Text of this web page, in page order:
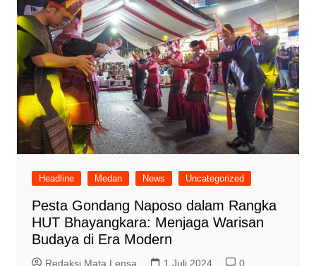
Headline Medan News Uncategorized
Pesta Gondang Naposo dalam Rangka
HUT Bhayangkara: Menjaga Warisan
Budaya di Era Modern
Redaksi Mata Lensa 1 Juli 2024 0